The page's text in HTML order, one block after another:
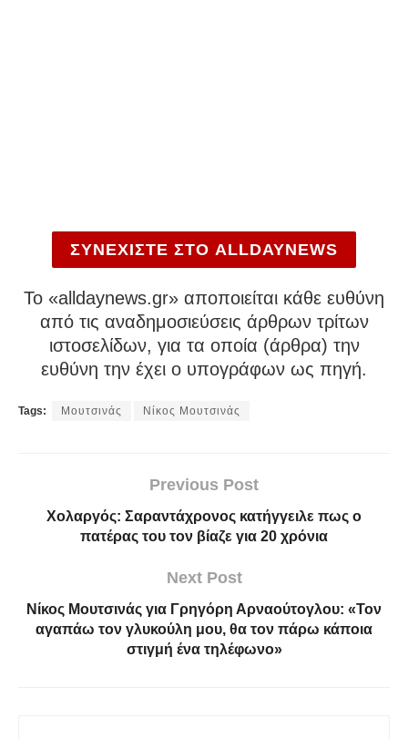
ΣΥΝΕΧΙΣΤΕ ΣΤΟ ALLDAYNEWS
To «alldaynews.gr» αποποιείται κάθε ευθύνη
από τις αναδημοσιεύσεις άρθρων τρίτων
ιστοσελίδων, για τα οποία (άρθρα) την
ευθύνη την έχει ο υπογράφων ως πηγή.
Tags: Μουτσινάς Νίκος Μουτσινάς
Previous Post
Χολαργός: Σαραντάχρονος κατήγγειλε πως ο
πατέρας του τον βίαζε για 20 χρόνια
Next Post
Νίκος Μουτσινάς για Γρηγόρη Αρναούτογλου: «Τον
αγαπάω τον γλυκούλη μου, θα τον πάρω κάποια
στιγμή ένα τηλέφωνο»